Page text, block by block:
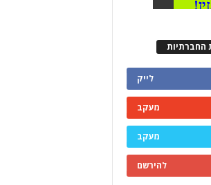
החברתיות
לייק
מעקב
מעקב
להירשם